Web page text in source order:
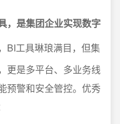
，是集团企业实现数字
BI工具琳琅满目，但集
更是多平台、多业务线
预警和安全管控。优秀